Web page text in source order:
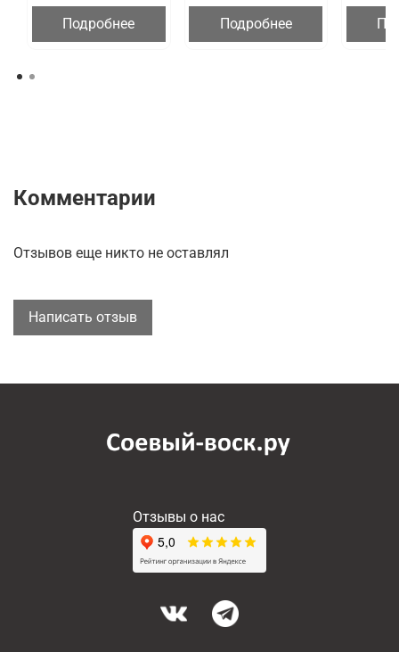
Подробнее Подробнее
Комментарии
Отзывов еще никто не оставлял
Написать отзыв
Отзывы о нас